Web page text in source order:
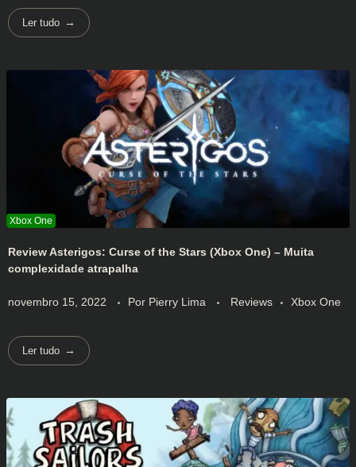
Ler tudo
Review Asterigos: Curse of the Stars (Xbox One) – Muita
complexidade atrapalha
novembro 15, 2022 Por Pierry Lima Reviews Xbox One
Ler tudo